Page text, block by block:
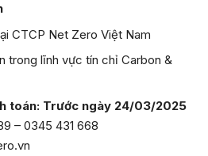
CTCP Net Zero Việt Nam
trong lĩnh vực tín chỉ Carbon &
toán: Trước ngày 24/03/2025
– 0345 431 668